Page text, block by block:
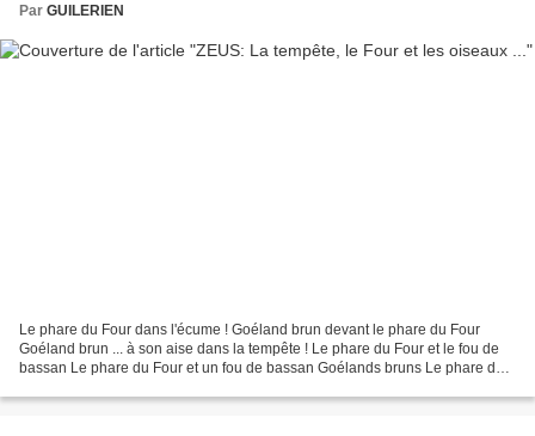
Par GUILERIEN
Le phare du Four dans l'écume ! Goéland brun devant le phare du Four
Goéland brun ... à son aise dans la tempête ! Le phare du Four et le fou de
bassan Le phare du Four et un fou de bassan Goélands bruns Le phare du